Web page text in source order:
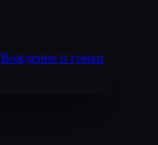
Вождение и гонки